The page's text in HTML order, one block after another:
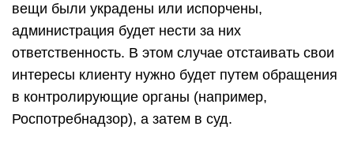
вещи были украдены или испорчены,
администрация будет нести за них
ответственность. В этом случае отстаивать свои
интересы клиенту нужно будет путем обращения
в контролирующие органы (например,
Роспотребнадзор), а затем в суд.